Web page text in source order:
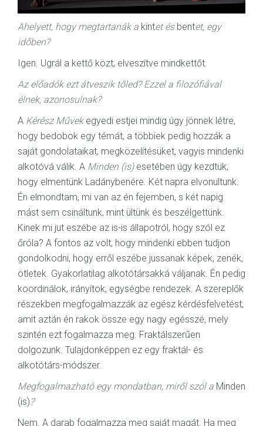
Ahelyett, hogy megtartanák a kintet és bentet, egy
időben?
Igen. Ugrál a kettő közt, elveszítve mindkettőt.
Az előadók ezt átveszik tőled? Ezzel a filozófiával
élnek, azonosulnak?
A Kérész Művekegyedi estjei mindig úgy jönnek létre,
hogy bedobok egy témát, a többiek pedig hozzák a
saját gondolataikat, megközelítésüket, vagyis mindenki
alkotóvá válik. A Minden (is)esetében úgy kezdtük,
hogy elmentünk Ladánybenére. Két napra elvonultunk.
Én elmondtam, mi van az én fejemben, s két napig
mást sem csináltunk, mint ültünk és beszélgettünk.
Kinek mi jut eszébe az is-is állapotról, hogy szól ez
őróla? A fontos az volt, hogy mindenki ebben tudjon
gondolkodni, hogy erről eszébe jussanak képek, zenék,
ötletek. Gyakorlatilag alkotótársakká váljanak. Én pedig
koordinálok, irányítok, egységbe rendezek. A szereplők
részekben megfogalmazzák az egész kérdésfelvetést,
amit aztán én rakok össze egy nagy egésszé, mely
szintén ezt fogalmazza meg. Fraktálszerűen
dolgozunk. Tulajdonképpen ez egy fraktál- és
alkotótárs-módszer.
Megfogalmazható egy mondatban, miről szól a Minden
(is) ?
Nem. A darab fogalmazza meg saját magát. Ha meg